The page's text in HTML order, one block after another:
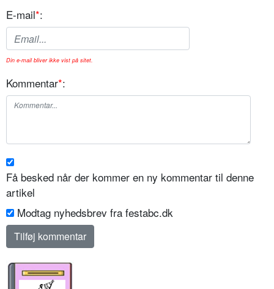
E-mail*:
Din e-mail bliver ikke vist på sitet.
Kommentar*:
Få besked når der kommer en ny kommentar til denne
artikel
Modtag nyhedsbrev fra festabc.dk